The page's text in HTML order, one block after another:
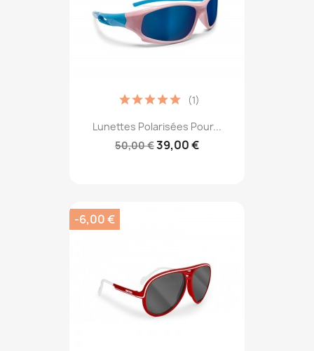
Lunettes Polarisées Pour...
50,00 €39,00 €
(1)
-6,00 €